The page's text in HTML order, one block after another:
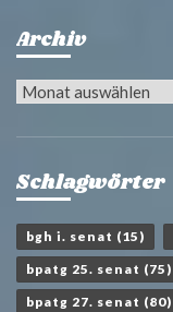
Archiv
Archiv
Schlagwörter
bgh i. senat (15)
bpatg 25. senat (75)
bpatg 27. senat (80)